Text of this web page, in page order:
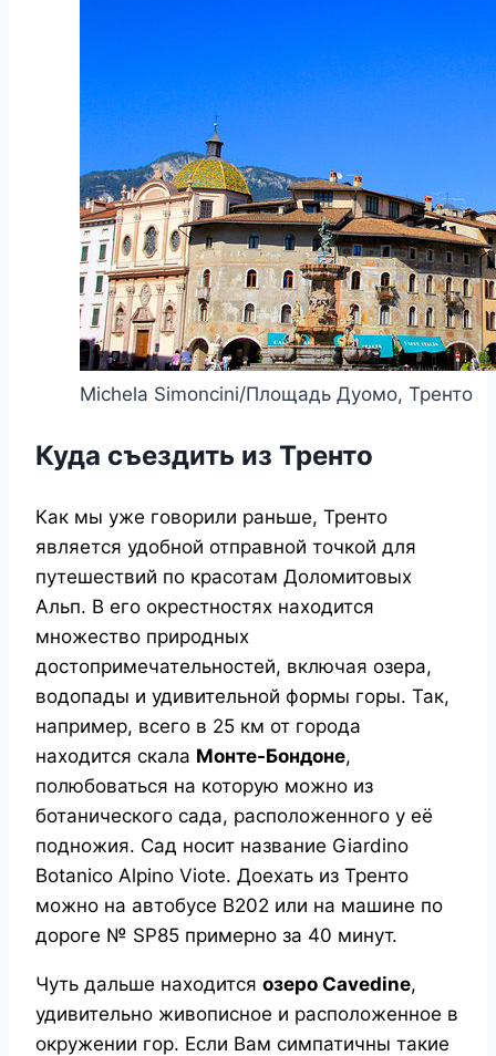
Michela Simoncini/Площадь Дуомо, Тренто
Куда съездить из Тренто
Как мы уже говорили раньше, Тренто
является удобной отправной точкой для
путешествий по красотам Доломитовых
Альп. В его окрестностях находится
множество природных
достопримечательностей, включая озера,
водопады и удивительной формы горы. Так,
например, всего в 25 км от города
находится скала Монте-Бондоне,
полюбоваться на которую можно из
ботанического сада, расположенного у её
подножия. Сад носит название Giardino
Botanico Alpino Viote. Доехать из Тренто
можно на автобусе B202 или на машине по
дороге № SP85 примерно за 40 минут.
Чуть дальше находится озеро Cavedine,
удивительно живописное и расположенное в
окружении гор. Если Вам симпатичны такие